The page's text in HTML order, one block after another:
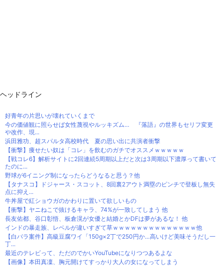
ヘッドライン
好青年の片思いが壊れていくまで
今の価値観に照らせば女性蔑視やルッキズム… 『落語』の世界もセリフ変更
や改作、現...
浜田雅功、超スパルタ高校時代 夏の思い出に共演者衝撃
【衝撃】痩せたい奴は「コレ」を飲むのガチでオススメｗｗｗｗｗ
【戦コレ6】解析サイトに2回連続5周期以上だと次は3周期以下濃厚って書いて
たのに...
野球が6イニング制になったらどうなると思う？他
【タナスコ】ドジャース・スコット、8回裏2アウト満塁のピンチで登板し無失
点に抑え...
牛丼屋で紅ショウガのかわりに置いて欲しいもの
【衝撃】ヤニねこで抜けるキャラ、74%が一致してしまう 他
長友佑都、谷口彰悟、板倉滉が女優と結婚とかDFは夢があるな！ 他
インドの暴走族、レベルが違いすぎて草ｗｗｗｗｗｗｗｗｗｗｗｗｗｗ他
【白バラ案件】高級豆腐ワイ「150g×2丁で250円か…高いけど美味そうだし一
丁...
最近のテレビって、ただのでかいYouTubeになりつつあるよな
【画像】本田真凜、胸元開けてすっかり大人の女になってしまう